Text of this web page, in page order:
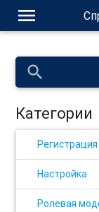
menu
search
Категории
Регистрация
Настройка
Ролевая